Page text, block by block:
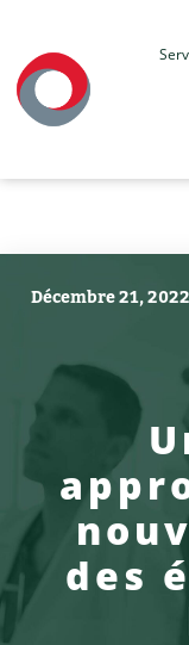
Décembre 21, 2022
des